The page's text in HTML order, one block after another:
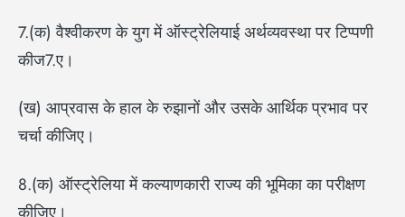
7.(क) वैश्वीकरण के युग में ऑस्ट्रेलियाई अर्थव्यवस्था पर टिप्पणी
कीज7.ए।
(ख) आप्रवास के हाल के रुझानों और उसके आर्थिक प्रभाव पर
चर्चा कीजिए।
8.(क) ऑस्ट्रेलिया में कल्याणकारी राज्य की भूमिका का परीक्षण
कीजिए।